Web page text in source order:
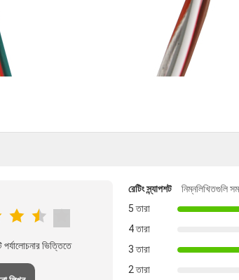
ভিত্তিতে
রেটিং স্ন্যাপশট
নিম্নলিখিতগুলি
5 তারা
4 তারা
3 তারা
2 তারা